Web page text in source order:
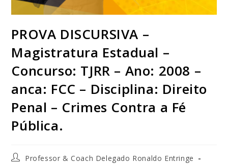
PROVA DISCURSIVA –
Magistratura Estadual –
Concurso: TJRR – Ano: 2008 –
anca: FCC – Disciplina: Direito
Penal – Crimes Contra a Fé
Pública.
Professor & Coach Delegado Ronaldo Entringe